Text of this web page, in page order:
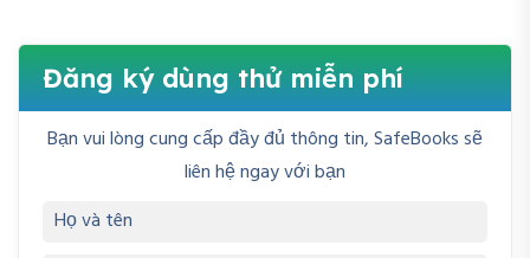
Đăng ký dùng thử miễn phí
Bạn vui lòng cung cấp đầy đủ thông tin, SafeBooks sẽ
liên hệ ngay với bạn